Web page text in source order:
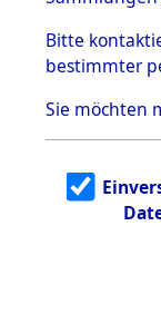
5.3.1
zu
en
5.3.2
g
5.3.3
Bitte
bestimmter
Sie möchten